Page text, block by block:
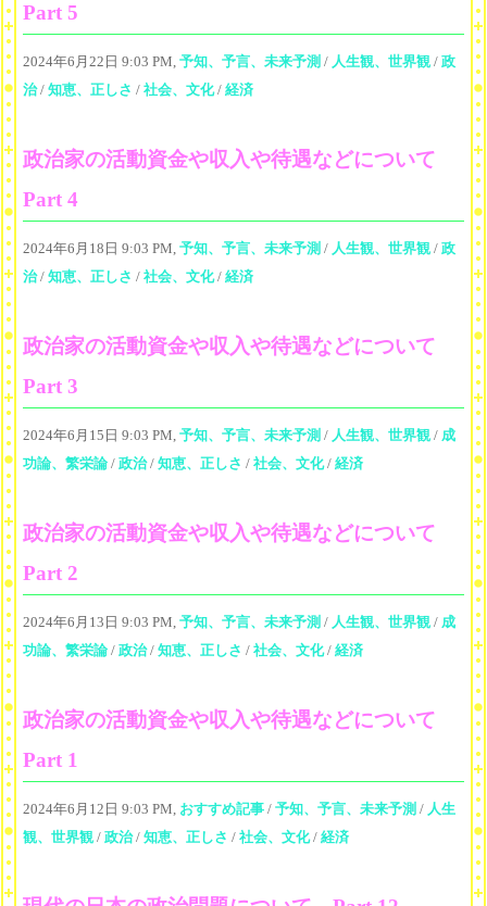
Part 5
2024年6月22日 9:03 PM, 予知、予言、未来予測 / 人生観、世界観 / 政
治/ 知恵、正しさ / 社会、文化/ 経済
政治家の活動資金や収入や待遇などについて
Part 4
2024年6月18日 9:03 PM, 予知、予言、未来予測 / 人生観、世界観 / 政
治/ 知恵、正しさ / 社会、文化/ 経済
政治家の活動資金や収入や待遇などについて
Part 3
2024年6月15日 9:03 PM, 予知、予言、未来予測 / 人生観、世界観 / 成
功論、繁栄論 / 政治/ 知恵、正しさ / 社会、文化/ 経済
政治家の活動資金や収入や待遇などについて
Part 2
2024年6月13日 9:03 PM, 予知、予言、未来予測 / 人生観、世界観 / 成
功論、繁栄論 / 政治/ 知恵、正しさ / 社会、文化/ 経済
政治家の活動資金や収入や待遇などについて
Part 1
2024年6月12日 9:03 PM, おすすめ記事 / 予知、予言、未来予測 / 人生
観、世界観 / 政治/ 知恵、正しさ / 社会、文化/ 経済